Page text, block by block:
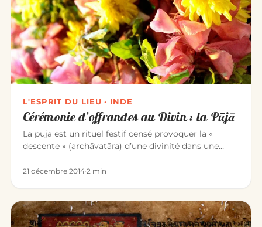
L'ESPRIT DU LIEU · INDE
Cérémonie d’offrandes au Divin : la Pūjā
La pūjā est un rituel festif censé provoquer la «
descente » (archāvatāra) d’une divinité dans une
21 décembre 2014·2 min